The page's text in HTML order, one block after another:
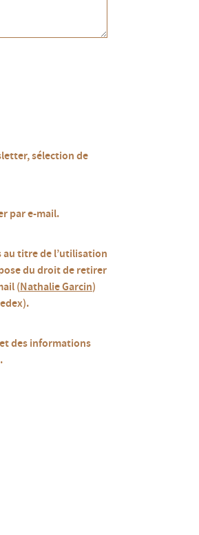
sélection de
par e-mail.
au titre de l’utilisation
du droit de retirer
(Nathalie Garcin)
et des informations